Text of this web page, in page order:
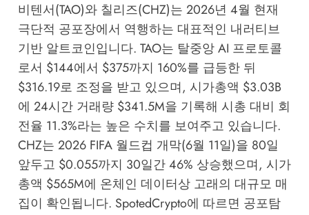
비텐서(TAO)와 칠리즈(CHZ)는 2026년 4월 현재
극단적 공포장에서 역행하는 대표적인 내러티브
기반 알트코인입니다. TAO는 탈중앙 AI 프로토콜
로서 $144에서 $375까지 160%를 급등한 뒤
$316.19로 조정을 받고 있으며, 시가총액 $3.03B
에 24시간 거래량 $341.5M을 기록해 시총 대비 회
전율 11.3%라는 높은 수치를 보여주고 있습니다.
CHZ는 2026 FIFA 월드컵 개막(6월 11일)을 80일
앞두고 $0.055까지 30일간 46% 상승했으며, 시가
총액 $565M에 온체인 데이터상 고래의 대규모 매
집이 확인됩니다. SpotedCrypto에 따르면 공포탐